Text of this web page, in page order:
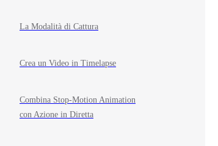
La Modalità di Cattura
Crea un Video in Timelapse
Combina Stop-Motion Animation
con Azione in Diretta